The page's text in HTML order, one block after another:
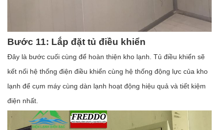
Bước 11: Lắp đặt tủ điều khiển
Đây là bước cuối cùng để hoàn thiện kho lạnh. Tủ điều khiển sẽ
kết nối hệ thống điện điều khiển cùng hệ thống động lực của kho
lạnh để cụm máy cùng dàn lạnh hoạt động hiệu quả và tiết kiệm
điện nhất.